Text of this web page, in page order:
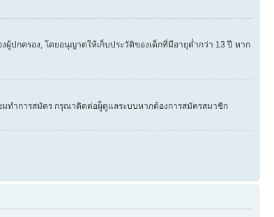
ผู้ปกครอง, โดยอนุญาตให้เก็บประวัติของเด็กที่มีอายุต่ำกว่า 13 ปี หาก
มทำการสมัคร กรุณาติดต่อผู็ดูแลระบบหากต้องการสมัครสมาชิก